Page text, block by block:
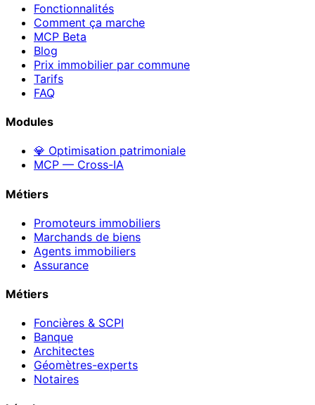
Fonctionnalités
Comment ça marche
MCP Beta
Blog
Prix immobilier par commune
Tarifs
FAQ
Modules
💎 Optimisation patrimoniale
MCP — Cross-IA
Métiers
Promoteurs immobiliers
Marchands de biens
Agents immobiliers
Assurance
Métiers
Foncières & SCPI
Banque
Architectes
Géomètres-experts
Notaires